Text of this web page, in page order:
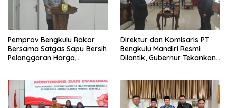
Pemprov Bengkulu Rakor
Bersama Satgas Sapu Bersih
Pelanggaran Harga,
Masih Jadi Sorotan
Direktur dan Komisaris PT
Bengkulu Mandiri Resmi
Dilantik, Gubernur Tekankan